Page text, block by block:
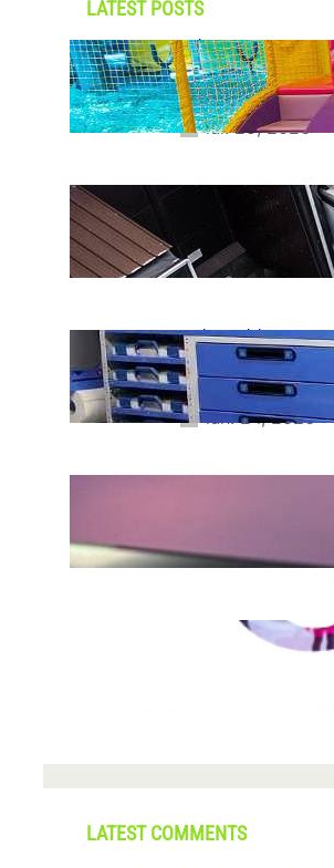
LATEST POSTS
Soluții pentru părinții
copiii explorând în loc
telefoane
iul. 25, 2026
Ce soluție de urmărire
recomandată pentru
iul. 2, 2026
Atelier mobil: cum
obișnuită într-un spațiu
chiar funcționează
iun. 24, 2026
iun. 23, 2026
CONI FEST 2026 – o
LATEST COMMENTS